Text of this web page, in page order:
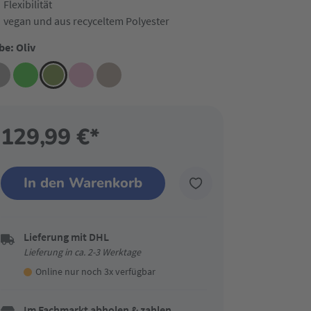
Flexibilität
vegan und aus recyceltem Polyester
Oliv
129,99 €*
In den Warenkorb
Lieferung mit DHL
Lieferung in ca. 2-3 Werktage
Online nur noch 3x verfügbar